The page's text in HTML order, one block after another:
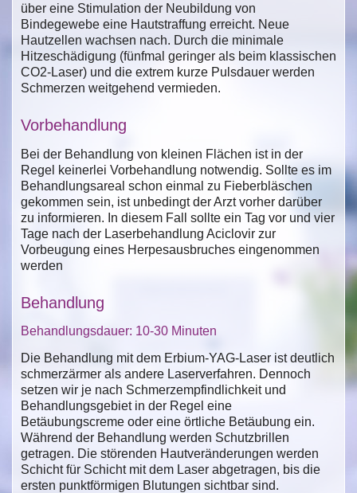
über eine Stimulation der Neubildung von
Bindegewebe eine Hautstraffung erreicht. Neue
Hautzellen wachsen nach. Durch die minimale
Hitzeschädigung (fünfmal geringer als beim klassischen
CO2-Laser) und die extrem kurze Pulsdauer werden
Schmerzen weitgehend vermieden.
Vorbehandlung
Bei der Behandlung von kleinen Flächen ist in der
Regel keinerlei Vorbehandlung notwendig. Sollte es im
Behandlungsareal schon einmal zu Fieberbläschen
gekommen sein, ist unbedingt der Arzt vorher darüber
zu informieren. In diesem Fall sollte ein Tag vor und vier
Tage nach der Laserbehandlung Aciclovir zur
Vorbeugung eines Herpesausbruches eingenommen
werden
Behandlung
Behandlungsdauer: 10-30 Minuten
Die Behandlung mit dem Erbium-YAG-Laser ist deutlich
schmerzärmer als andere Laserverfahren. Dennoch
setzen wir je nach Schmerzempfindlichkeit und
Behandlungsgebiet in der Regel eine
Betäubungscreme oder eine örtliche Betäubung ein.
Während der Behandlung werden Schutzbrillen
getragen. Die störenden Hautveränderungen werden
Schicht für Schicht mit dem Laser abgetragen, bis die
ersten punktförmigen Blutungen sichtbar sind.